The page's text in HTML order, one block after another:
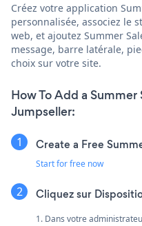
Créez votre application
personnalisée, associez le
web, et ajoutez Summer
message, barre latérale,
choix sur votre site.
How To Add a
Jumpseller:
Create a Free
Start for free now
Cliquez sur
1. Dans votre